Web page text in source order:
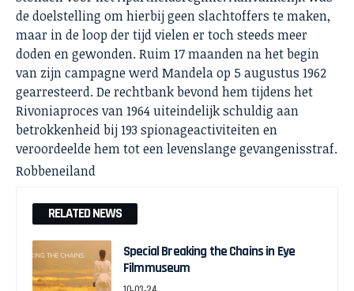
de doelstelling om hierbij geen slachtoffers te maken,
maar in de loop der tijd vielen er toch steeds meer
doden en gewonden. Ruim 17 maanden na het begin
van zijn campagne werd Mandela op 5 augustus 1962
gearresteerd. De rechtbank bevond hem tijdens het
Rivoniaproces van 1964 uiteindelijk schuldig aan
betrokkenheid bij 193 spionageactiviteiten en
veroordeelde hem tot een levenslange gevangenisstraf.
Robbeneiland
RELATED NEWS
Special Breaking the Chains in Eye
Filmmuseum